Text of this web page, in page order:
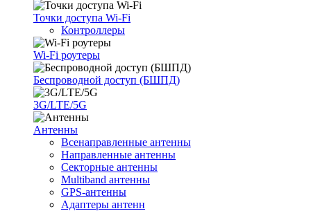
Точки доступа Wi-Fi
Контроллеры
Wi-Fi роутеры
Беспроводной доступ (БШПД)
3G/LTE/5G
Антенны
Всенаправленные антенны
Направленные антенны
Секторные антенны
Multiband антенны
GPS-антенны
Адаптеры антенн